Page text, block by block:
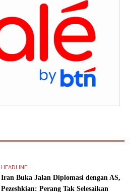
HEADLINE
Iran Buka Jalan Diplomasi dengan AS,
Pezeshkian: Perang Tak Selesaikan